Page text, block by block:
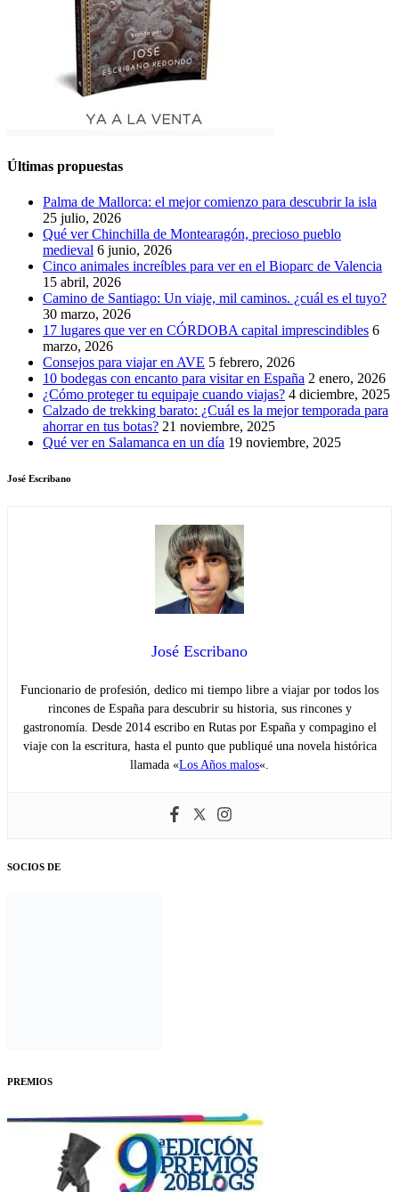
Últimas propuestas
Palma de Mallorca: el mejor comienzo para descubrir la isla
25 julio, 2026
Qué ver Chinchilla de Montearagón, precioso pueblo
medieval 6 junio, 2026
Cinco animales increíbles para ver en el Bioparc de Valencia
15 abril, 2026
Camino de Santiago: Un viaje, mil caminos. ¿cuál es el tuyo?
30 marzo, 2026
17 lugares que ver en CÓRDOBA capital imprescindibles 6
marzo, 2026
Consejos para viajar en AVE 5 febrero, 2026
10 bodegas con encanto para visitar en España 2 enero, 2026
¿Cómo proteger tu equipaje cuando viajas? 4 diciembre, 2025
Calzado de trekking barato: ¿Cuál es la mejor temporada para
ahorrar en tus botas? 21 noviembre, 2025
Qué ver en Salamanca en un día 19 noviembre, 2025
José Escribano
José Escribano
Funcionario de profesión, dedico mi tiempo libre a viajar por todos los
rincones de España para descubrir su historia, sus rincones y
gastronomía. Desde 2014 escribo en Rutas por España y compagino el
viaje con la escritura, hasta el punto que publiqué una novela histórica
llamada «Los Años malos«.
SOCIOS DE
PREMIOS